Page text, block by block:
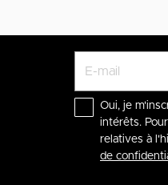
Oui, je
intérêts.
relatives à
de